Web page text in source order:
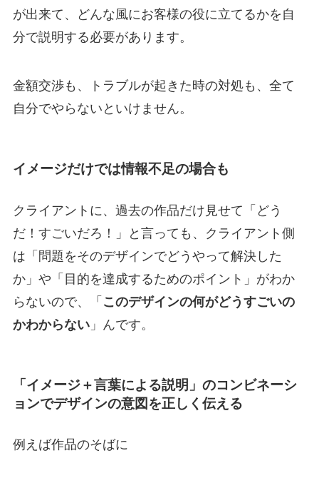
が出来て、どんな風にお客様の役に立てるかを自
分で説明する必要があります。
金額交渉も、トラブルが起きた時の対処も、全て
自分でやらないといけません。
イメージだけでは情報不足の場合も
クライアントに、過去の作品だけ見せて「どう
だ！すごいだろ！」と言っても、クライアント側
は「問題をそのデザインでどうやって解決した
か」や「目的を達成するためのポイント」がわか
らないので、「 このデザインの何がどうすごいの
かわからない」んです。
「イメージ＋言葉による説明」のコンビネーシ
ョンでデザインの意図を正しく伝える
例えば作品のそばに